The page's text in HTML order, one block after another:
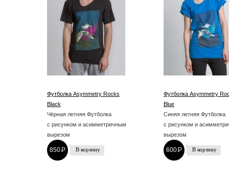
Футболка Asymmetry Rocks
Black
Чёрная летняя Футболка
с рисунком и асимметричным
вырезом
850P
-
Футболка Asymmetry
Blue
Синяя летняя Футболка
с рисунком и
вырезом
600P
-